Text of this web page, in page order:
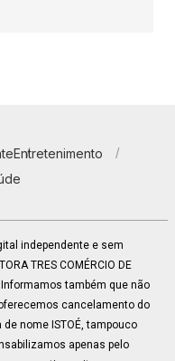
Entretenimento
independente e sem
TRES COMÉRCIO DE
Informamos também que não
cancelamento do
nome ISTOÉ, tampouco
apenas pelo